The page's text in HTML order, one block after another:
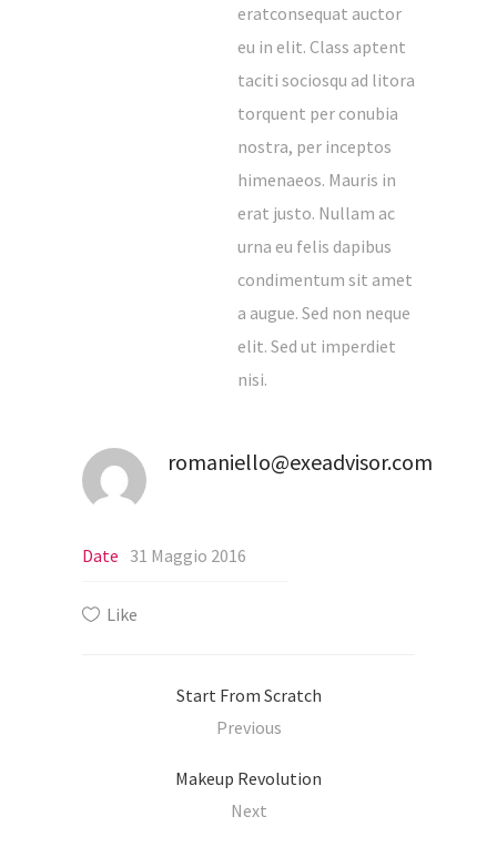
eratconsequat auctor
eu in elit. Class aptent
taciti sociosqu ad litora
torquent per conubia
nostra, per inceptos
himenaeos. Mauris in
erat justo. Nullam ac
urna eu felis dapibus
condimentum sit amet
a augue. Sed non neque
elit. Sed ut imperdiet
nisi.
romaniello@exeadvisor.com
Date 31 Maggio 2016
Like
Start From Scratch
Previous
Makeup Revolution
Next